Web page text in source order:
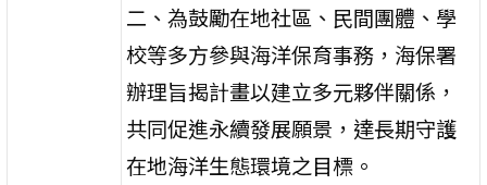
二、為鼓勵在地社區、民間團體、學
校等多方參與海洋保育事務，海保署
辦理旨揭計畫以建立多元夥伴關係，
共同促進永續發展願景，達長期守護
在地海洋生態環境之目標。